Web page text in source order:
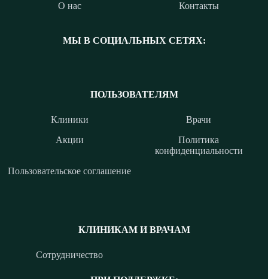
О нас Контакты
МЫ В СОЦИАЛЬНЫХ СЕТЯХ:
КЛИНИКАМ И ВРАЧАМ
Сотрудничество
ПОЛЬЗОВАТЕЛЯМ
Клиники
Врачи
Акции
Политика
конфиденциальности
Пользовательское соглашение